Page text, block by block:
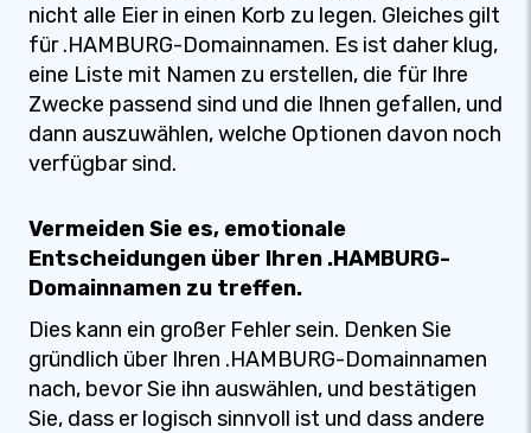
nicht alle Eier in einen Korb zu legen. Gleiches gilt
für .HAMBURG-Domainnamen. Es ist daher klug,
eine Liste mit Namen zu erstellen, die für Ihre
Zwecke passend sind und die Ihnen gefallen, und
dann auszuwählen, welche Optionen davon noch
verfügbar sind.
Vermeiden Sie es, emotionale
Entscheidungen über Ihren .HAMBURG-
Domainnamen zu treffen.
Dies kann ein großer Fehler sein. Denken Sie
gründlich über Ihren .HAMBURG-Domainnamen
nach, bevor Sie ihn auswählen, und bestätigen
Sie, dass er logisch sinnvoll ist und dass andere